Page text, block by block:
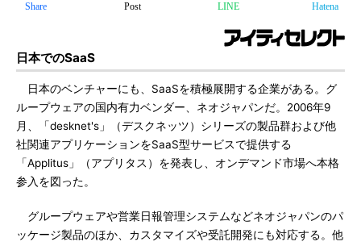
Share Post LINE Hatena
日本でのSaaS
日本のベンチャーにも、SaaSを積極展開する企業がある。グ
ループウェアの国内有力ベンダー、ネオジャパンだ。2006年9
月、「desknet's」（デスクネッツ）シリーズの製品群および他
社関連アプリケーションをSaaS型サービスで提供する
「Applitus」（アプリタス）を発表し、オンデマンド市場へ本格
参入を図った。
グループウェアや営業日報管理システムなどネオジャパンのパ
ッケージ製品のほか、カスタマイズや受託開発にも対応する。他